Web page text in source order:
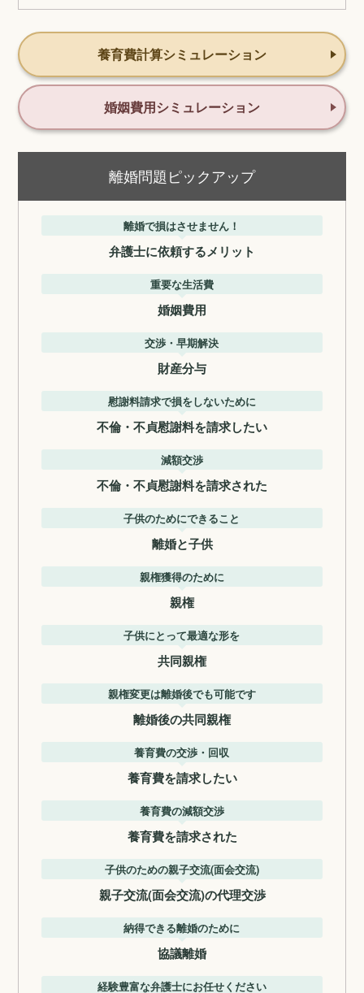
養育費計算シミュレーション
婚姻費用シミュレーション
離婚問題ピックアップ
離婚で損はさせません！
弁護士に依頼するメリット
重要な生活費
婚姻費用
交渉・早期解決
財産分与
慰謝料請求で損をしないために
不倫・不貞慰謝料を請求したい
減額交渉
不倫・不貞慰謝料を請求された
子供のためにできること
離婚と子供
親権獲得のために
親権
子供にとって最適な形を
共同親権
親権変更は離婚後でも可能です
離婚後の共同親権
養育費の交渉・回収
養育費を請求したい
養育費の減額交渉
養育費を請求された
子供のための親子交流(面会交流)
親子交流(面会交流)の代理交渉
納得できる離婚のために
協議離婚
経験豊富な弁護士にお任せください